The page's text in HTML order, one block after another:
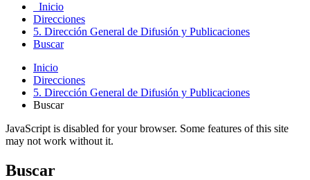
Inicio
Direcciones
5. Dirección General de Difusión y Publicaciones
Buscar
Inicio
Direcciones
5. Dirección General de Difusión y Publicaciones
Buscar
JavaScript is disabled for your browser. Some features of this site
may not work without it.
Buscar